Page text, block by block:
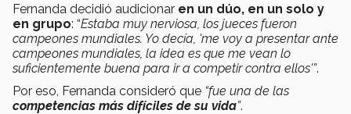
Fernanda decidió audicionar en un dúo, en un solo y
en grupo: “Estaba muy nerviosa, los jueces fueron
campeones mundiales. Yo decía, 'me voy a presentar ante
campeones mundiales, la idea es que me vean lo
suficientemente buena para ir a competir contra ellos'”.
Por eso, Fernanda consideró que “fue una de las
competencias más difíciles de su vida”.